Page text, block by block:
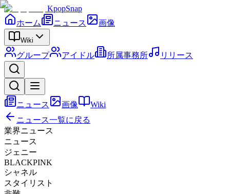
KpopSnap
ホーム
ニュース 画像
Wiki
グループ アイドル 所属事務所 リリース
ニュース 画像
Wiki
ニュース一覧に戻る
業界ニュース
ニュース
ジェニー
BLACKPINK
シャネル
スタイリスト